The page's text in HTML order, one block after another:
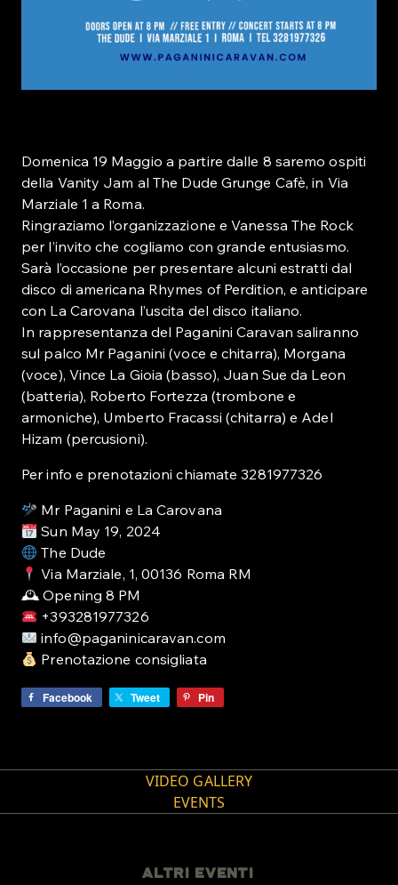
Domenica 19 Maggio a partire dalle 8 saremo ospiti
della Vanity Jam al The Dude Grunge Cafè, in Via
Marziale 1 a Roma.
Ringraziamo l’organizzazione e Vanessa The Rock
per l’invito che cogliamo con grande entusiasmo.
Sarà l’occasione per presentare alcuni estratti dal
disco di americana Rhymes of Perdition, e anticipare
con La Carovana l’uscita del disco italiano.
In rappresentanza del Paganini Caravan saliranno
sul palco Mr Paganini (voce e chitarra), Morgana
(voce), Vince La Gioia (basso), Juan Sue da Leon
(batteria), Roberto Fortezza (trombone e
armoniche), Umberto Fracassi (chitarra) e Adel
Hizam (percusioni).
Per info e prenotazioni chiamate 3281977326
Mr Paganini e La Carovana
Sun May 19, 2024
The Dude
Via Marziale, 1, 00136 Roma RM
🕰 Opening 8 PM
+393281977326
info@paganinicaravan.com
Prenotazione consigliata
Facebook Tweet Pin
VIDEO GALLERY
EVENTS
ALTRI EVENTI